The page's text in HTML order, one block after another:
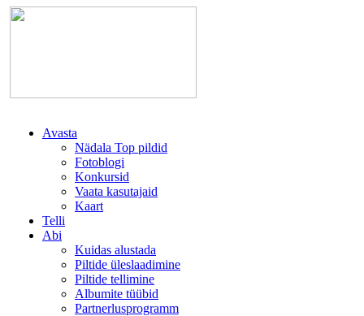
Avasta
Nädala Top pildid
Fotoblogi
Konkursid
Vaata kasutajaid
Kaart
Telli
Abi
Kuidas alustada
Piltide üleslaadimine
Piltide tellimine
Albumite tüübid
Partnerlusprogramm